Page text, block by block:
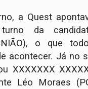
a Quest
da
o que
acontecer. Já no
XXXXXXX
Léo Moraes